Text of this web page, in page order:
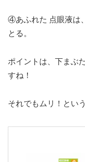
④あふれた 点眼液は
とる。
ポイントは、下まぶ
すね！
それでもムリ！とい